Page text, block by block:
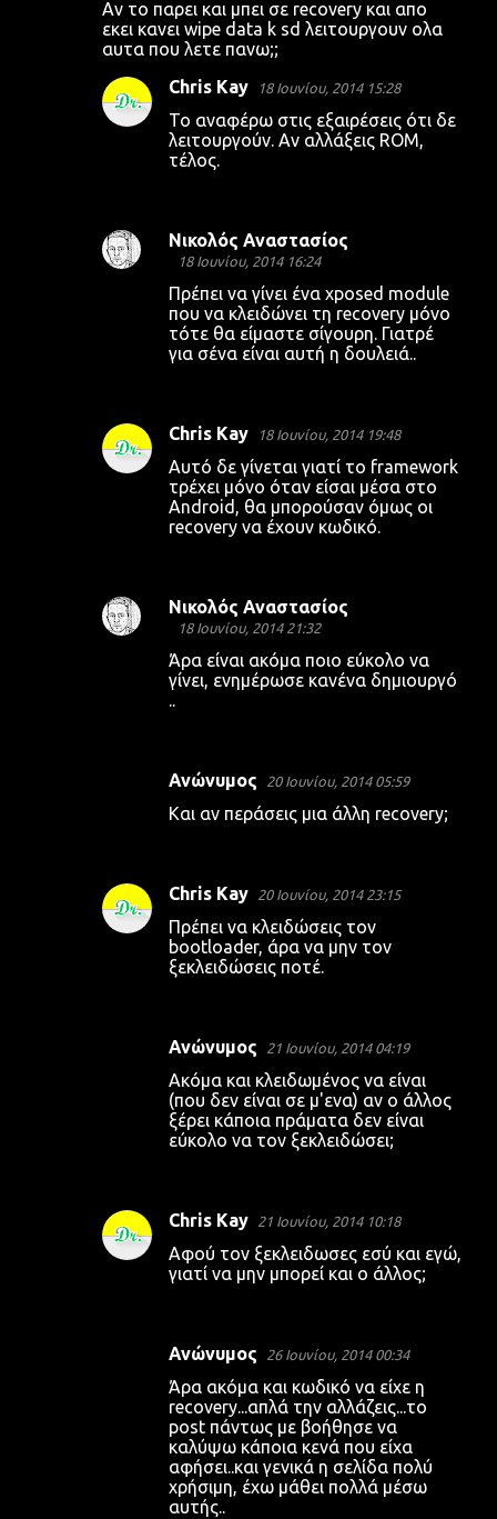
Αν το παρει και μπει σε recovery και απο
εκει κανει wipe data k sd λειτουργουν ολα
αυτα που λετε πανω;;
Chris Kay 18 Ιουνίου, 2014 15:28
Το αναφέρω στις εξαιρέσεις ότι δε
λειτουργούν. Αν αλλάξεις ROM,
τέλος.
Νικολός Αναστασίος
18 Ιουνίου, 2014 16:24
Πρέπει να γίνει ένα xposed module
που να κλειδώνει τη recovery μόνο
τότε θα είμαστε σίγουρη. Γιατρέ
για σένα είναι αυτή η δουλειά..
Chris Kay 18 Ιουνίου, 2014 19:48
Αυτό δε γίνεται γιατί το framework
τρέχει μόνο όταν είσαι μέσα στο
Android, θα μπορούσαν όμως οι
recovery να έχουν κωδικό.
Νικολός Αναστασίος
18 Ιουνίου, 2014 21:32
Άρα είναι ακόμα ποιο εύκολο να
γίνει, ενημέρωσε κανένα δημιουργό
..
Ανώνυμος 20 Ιουνίου, 2014 05:59
Και αν περάσεις μια άλλη recovery;
Chris Kay 20 Ιουνίου, 2014 23:15
Πρέπει να κλειδώσεις τον
bootloader, άρα να μην τον
ξεκλειδώσεις ποτέ.
Ανώνυμος 21 Ιουνίου, 2014 04:19
Ακόμα και κλειδωμένος να είναι
(που δεν είναι σε μ'ενα) αν ο άλλος
ξέρει κάποια πράματα δεν είναι
εύκολο να τον ξεκλειδώσει;
Chris Kay 21 Ιουνίου, 2014 10:18
Αφού τον ξεκλειδωσες εσύ και εγώ,
γιατί να μην μπορεί και ο άλλος;
Ανώνυμος 26 Ιουνίου, 2014 00:34
Άρα ακόμα και κωδικό να είχε η
recovery...απλά την αλλάζεις...το
post πάντως με βοήθησε να
καλύψω κάποια κενά που είχα
αφήσει..και γενικά η σελίδα πολύ
χρήσιμη, έχω μάθει πολλά μέσω
αυτής..